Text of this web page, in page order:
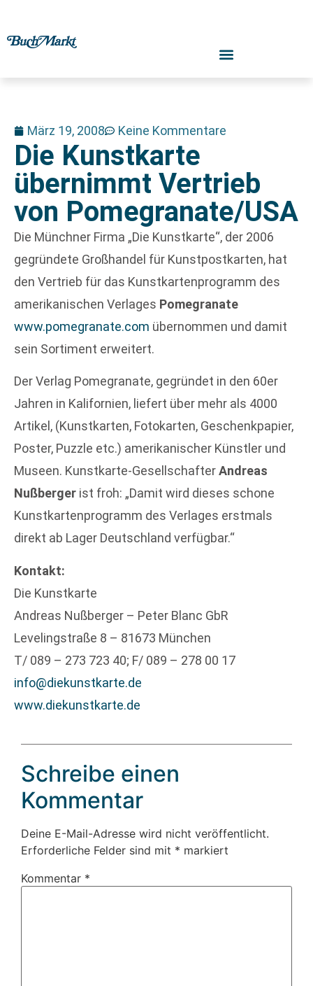
März 19, 2008 Keine Kommentare
Die Kunstkarte
übernimmt Vertrieb
von Pomegranate/USA
Die Münchner Firma „Die Kunstkarte“, der 2006
gegründete Großhandel für Kunstpostkarten, hat
den Vertrieb für das Kunstkartenprogramm des
amerikanischen Verlages Pomegranate
www.pomegranate.com übernommen und damit
sein Sortiment erweitert.
Der Verlag Pomegranate, gegründet in den 60er
Jahren in Kalifornien, liefert über mehr als 4000
Artikel, (Kunstkarten, Fotokarten, Geschenkpapier,
Poster, Puzzle etc.) amerikanischer Künstler und
Museen. Kunstkarte-GesellschafterAndreas
Nußberger ist froh: „Damit wird dieses schone
Kunstkartenprogramm des Verlages erstmals
direkt ab Lager Deutschland verfügbar.“
Kontakt:
Die Kunstkarte
Andreas Nußberger – Peter Blanc GbR
Levelingstraße 8 – 81673 München
T/ 089 – 273 723 40; F/ 089 – 278 00 17
info@diekunstkarte.de
www.diekunstkarte.de
Schreibe einen
Kommentar
Deine E-Mail-Adresse wird nicht veröffentlicht.
Erforderliche Felder sind mit * markiert
Kommentar *